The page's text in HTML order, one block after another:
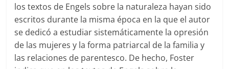
los textos de Engels sobre la naturaleza hayan sido
escritos durante la misma época en la que el autor
se dedicó a estudiar sistemáticamente la opresión
de las mujeres y la forma patriarcal de la familia y
las relaciones de parentesco. De hecho, Foster